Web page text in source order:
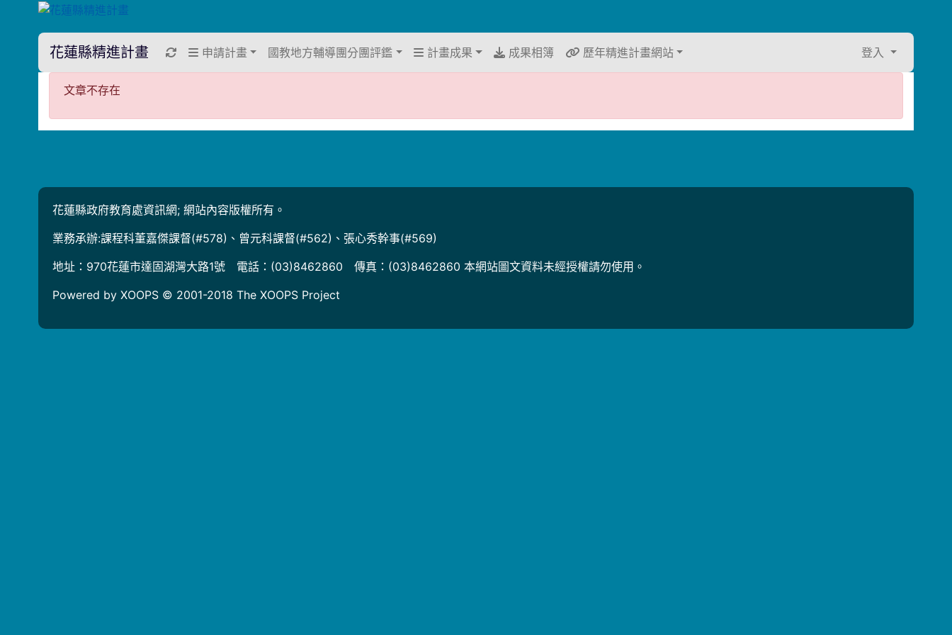
花蓮縣精進計畫 重新取得佈景設定
申請計畫 國教地方輔導團分團評鑑 計畫成果 成果相簿 歷年精進計畫網站 登入
文章不存在
文章不存在
花蓮縣政府教育處資訊網; 網站內容版權所有。
業務承辦:課程科董嘉傑課督(#578)、曾元科課督(#562)、張心秀幹事(#569)
地址：970花蓮市達固湖灣大路1號 電話：(03)8462860 傳真：(03)8462860 本網站圖文資料未經授權請勿使用。
Powered by XOOPS © 2001-2018 The XOOPS Project